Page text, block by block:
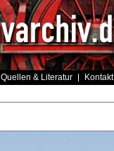
Quellen & Literatur Kontakt